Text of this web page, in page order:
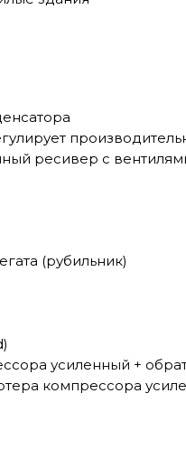
ресивер с
(рубильник)
усиленный +
компрессора